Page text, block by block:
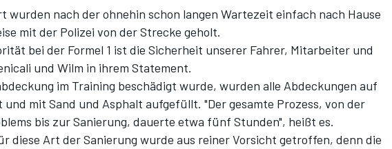
wurden nach der ohnehin schon langen Wartezeit einfach nach Hause
mit der Polizei von der Strecke geholt.
bei der Formel 1 ist die Sicherheit unserer Fahrer, Mitarbeiter und
und Wilm in ihrem Statement.
im Training beschädigt wurde, wurden alle Abdeckungen auf
mit Sand und Asphalt aufgefüllt. "Der gesamte Prozess, von der
bis zur Sanierung, dauerte etwa fünf Stunden", heißt es.
diese Art der Sanierung wurde aus reiner Vorsicht getroffen, denn die